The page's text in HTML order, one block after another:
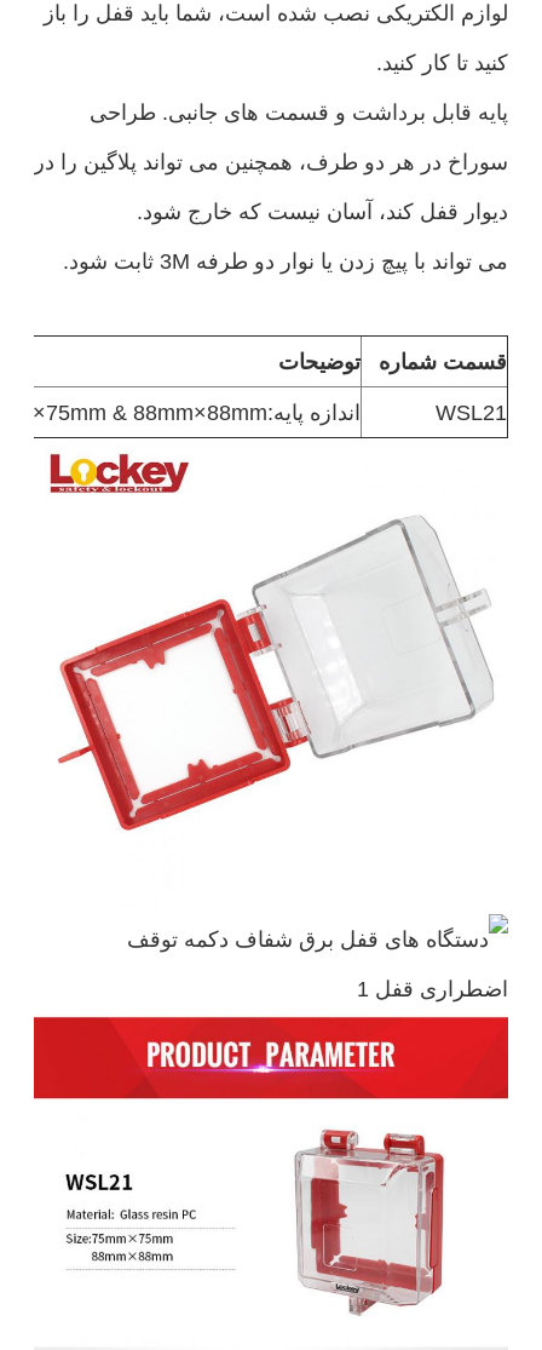
لوازم الکتریکی نصب شده است، شما باید قفل را باز
کنید تا کار کنید.
پایه قابل برداشت و قسمت های جانبی. طراحی
سوراخ در هر دو طرف، همچنین می تواند پلاگین را در
دیوار قفل کند، آسان نیست که خارج شود.
می تواند با پیچ زدن یا نوار دو طرفه 3M ثابت شود.
قسمت شماره
توضیحات
WSL21
اندازه پایه:75mm×75mm & 88mm×88mm